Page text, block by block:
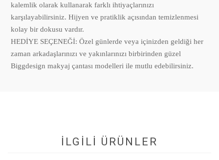
kalemlik olarak kullanarak farklı ihtiyaçlarınızı
karşılayabilirsiniz. Hijyen ve pratiklik açısından temizlenmesi
kolay bir dokusu vardır.
HEDİYE SEÇENEĞİ: Özel günlerde veya içinizden geldiği her
zaman arkadaşlarınızı ve yakınlarınızı birbirinden güzel
Biggdesign makyaj çantası modelleri ile mutlu edebilirsiniz.
İLGİLİ ÜRÜNLER